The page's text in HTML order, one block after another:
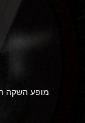
מופע השקה